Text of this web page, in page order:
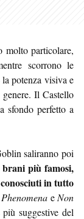
particolare,
scorrono le
potenza visiva e
Il Castello
sfondo perfetto a
saliranno poi
brani più famosi,
in tutto
Phenomena e Non
suggestive del